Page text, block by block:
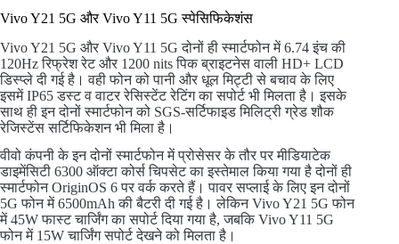
Vivo Y21 5G और Vivo Y11 5G स्पेसिफिकेशंस
Vivo Y21 5G और Vivo Y11 5G दोनों ही स्मार्टफोन में 6.74 इंच की
120Hz रिफ्रेश रेट और 1200 nits पिक ब्राइटनेस वाली HD+ LCD
डिस्प्ले दी गई है। वही फोन को पानी और धूल मिट्टी से बचाव के लिए
इसमें IP65 डस्ट व वाटर रेसिस्टेंट रेटिंग का सपोर्ट भी मिलता है। इसके
साथ ही इन दोनों स्मार्टफोन को SGS-सर्टिफाइड मिलिट्री ग्रेड शौक
रेजिस्टेंस सर्टिफिकेशन भी मिला है।
वीवो कंपनी के इन दोनों स्मार्टफोन में प्रोसेसर के तौर पर मीडियाटेक
डाइमेंसिटी 6300 ऑक्टा कोर्स चिपसेट का इस्तेमाल किया गया है दोनों ही
स्मार्टफोन OriginOS 6 पर वर्क करते हैं। पावर सप्लाई के लिए इन दोनों
5G फोन में 6500mAh की बैटरी दी गई है। लेकिन Vivo Y21 5G फोन
में 45W फास्ट चार्जिंग का सपोर्ट दिया गया है, जबकि Vivo Y11 5G
फोन में 15W चार्जिंग सपोर्ट देखने को मिलता है।